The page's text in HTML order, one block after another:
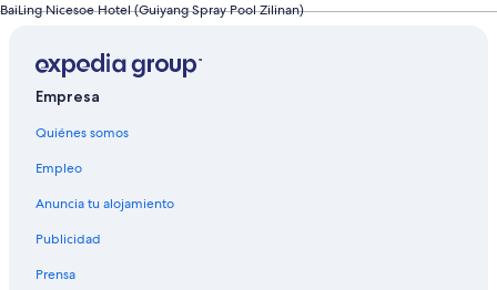
BaiLing Nicesoe Hotel (Guiyang Spray Pool Zilinan)
Empresa
Quiénes somos
Empleo
Anuncia tu alojamiento
Publicidad
Prensa